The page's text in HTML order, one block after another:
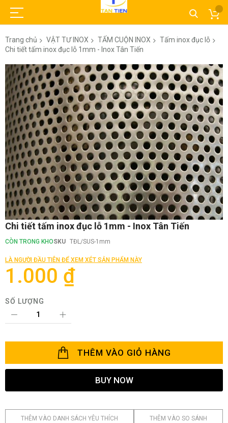
Trang chủ VẬT TƯ INOX TẤM CUỘN INOX
Tấm inox đục lỗ
Chi tiết tấm inox đục lỗ 1mm - Inox Tân Tiến
Chuyển
đến
phần
đầu
của
thư
viện
hình
ảnh
Chuyển
phần
của
thư
hình
Chi tiết tấm inox đục lỗ 1mm - Inox Tân Tiến
CÒN TRONG KHOSKU TĐL/SUS-1mm
LÀ NGƯỜI ĐẦU TIÊN ĐỂ XEM XÉT SẢN PHẨM NÀY
1.000 ₫
SỐ LƯỢNG
THÊM VÀO GIỎ HÀNG
BUY NOW
THÊM VÀO DANH SÁCH YÊU THÍCH THÊM VÀO SO SÁNH